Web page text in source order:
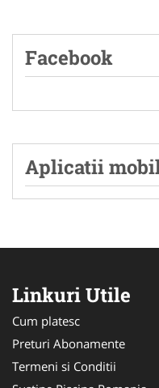
Facebook
Aplicatii
Linkuri Utile
Cum platesc
Preturi Abonamente
Termeni si Conditii